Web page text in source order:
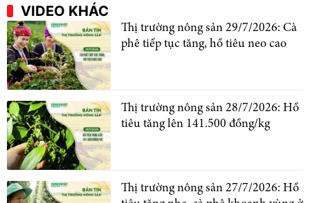
VIDEO KHÁC
Thị trường nông sản 29/7/2026: Cà
phê tiếp tục tăng, hồ tiêu neo cao
Thị trường nông sản 28/7/2026: Hồ
tiêu tăng lên 141.500 đồng/kg
Thị trường nông sản 27/7/2026: Hồ